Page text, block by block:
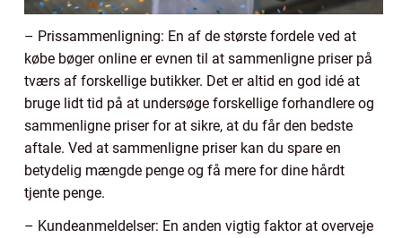
– Prissammenligning: En af de største fordele ved at
købe bøger online er evnen til at sammenligne priser på
tværs af forskellige butikker. Det er altid en god idé at
bruge lidt tid på at undersøge forskellige forhandlere og
sammenligne priser for at sikre, at du får den bedste
aftale. Ved at sammenligne priser kan du spare en
betydelig mængde penge og få mere for dine hårdt
tjente penge.
– Kundeanmeldelser: En anden vigtig faktor at overveje